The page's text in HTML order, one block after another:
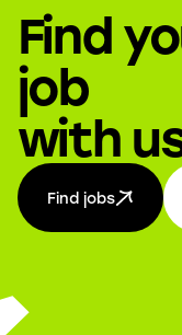
Find
job
with
Find jobs